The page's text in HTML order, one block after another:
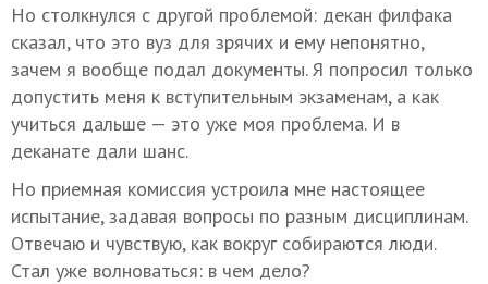
Но столкнулся с другой проблемой: декан филфака
сказал, что это вуз для зрячих и ему непонятно,
зачем я вообще подал документы. Я попросил только
допустить меня к вступительным экзаменам, а как
учиться дальше — это уже моя проблема. И в
деканате дали шанс.
Но приемная комиссия устроила мне настоящее
испытание, задавая вопросы по разным дисциплинам.
Отвечаю и чувствую, как вокруг собираются люди.
Стал уже волноваться: в чем дело?